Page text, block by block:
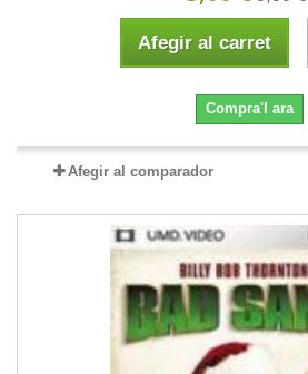
Afegir al carret
Compra'l ara
Afegir al comparador